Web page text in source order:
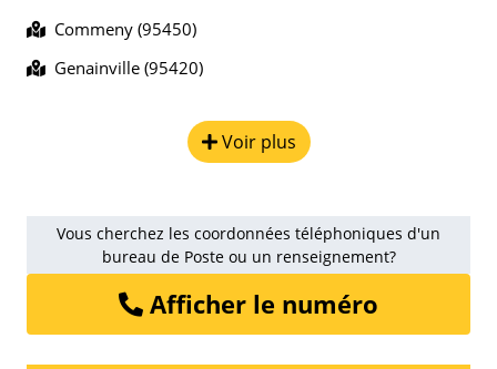
Commeny (95450)
Genainville (95420)
Voir plus
Vous cherchez les coordonnées téléphoniques d'un
bureau de Poste ou un renseignement?
Afficher le numéro